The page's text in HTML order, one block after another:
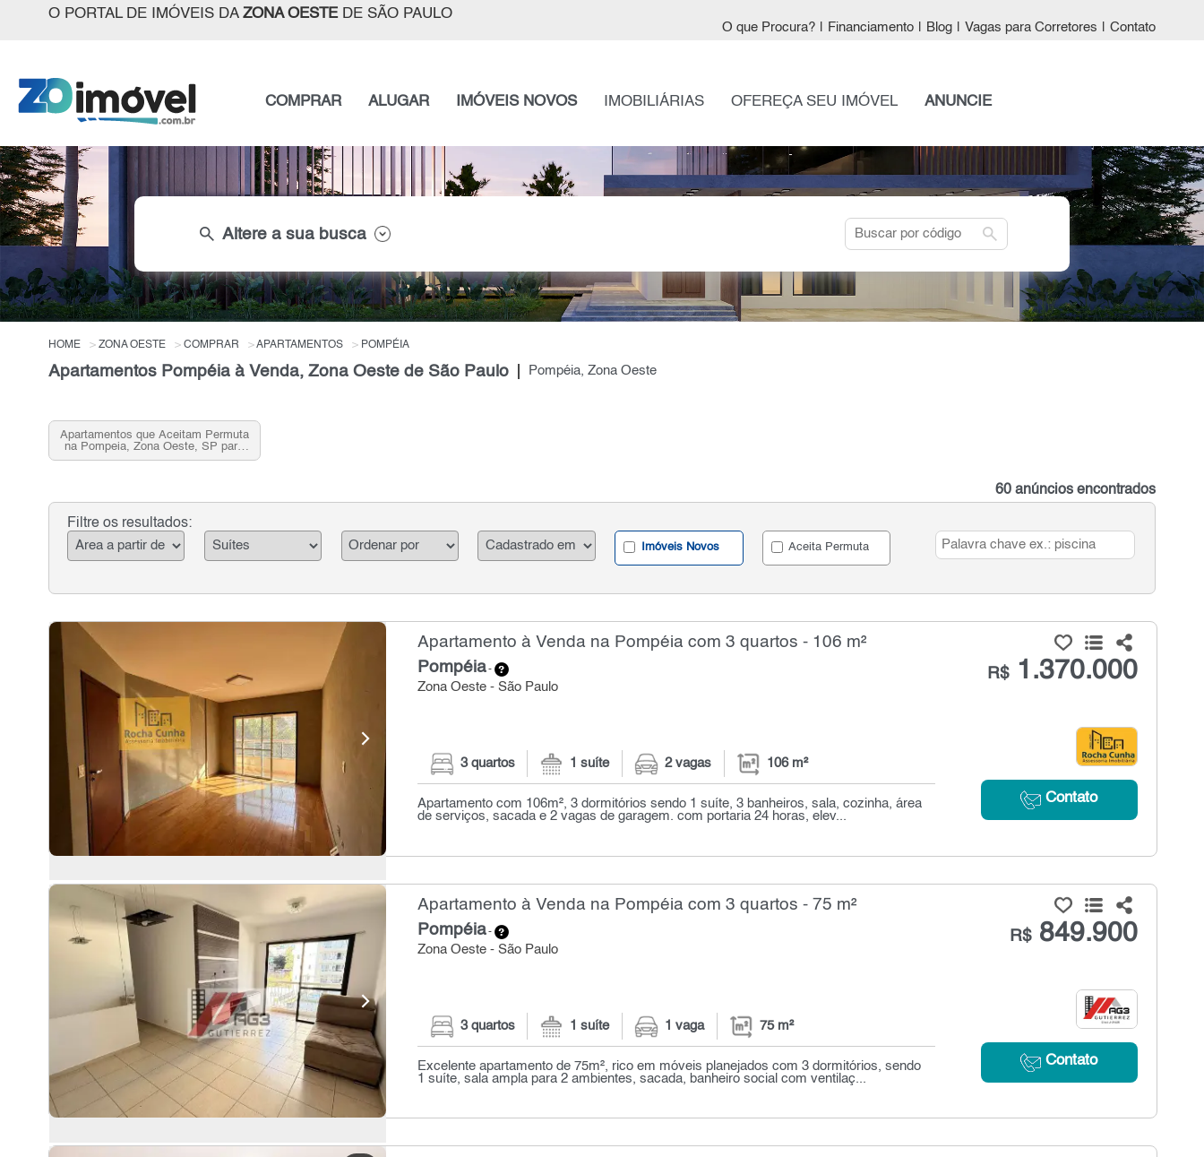
O PORTAL DE IMÓVEIS DA ZONA OESTEDE SÃO PAULO
O que Procura? Financiamento Blog Vagas para Corretores Contato
COMPRAR ALUGAR IMÓVEIS NOVOS IMOBILIÁRIAS OFEREÇA SEU IMÓVEL ANUNCIE
search Altere a sua busca search
HOME ZONA OESTE COMPRAR APARTAMENTOS POMPÉIA
Apartamentos Pompéia à Venda, Zona Oeste de São Paulo Pompéia, Zona Oeste
Apartamentos que Aceitam Permuta
na Pompeia, Zona Oeste, SP para
Venda
60 anúncios encontrados
Filtre os resultados:
Imóveis Novos Aceita Permuta
Apartamento à Venda na Pompéia com 3 quartos - 106 m²
Pompéia-
Zona Oeste - São Paulo
R$1.370.000
Contato
3 quartos 1 suíte 2 vagas 106 m²
Apartamento com 106m², 3 dormitórios sendo 1 suíte, 3 banheiros, sala, cozinha, área
de serviços, sacada e 2 vagas de garagem. com portaria 24 horas, elev...
Apartamento à Venda na Pompéia com 3 quartos - 75 m²
Pompéia-
Zona Oeste - São Paulo
R$849.900
Contato
3 quartos 1 suíte 1 vaga 75 m²
Excelente apartamento de 75m², rico em móveis planejados com 3 dormitórios, sendo
1 suíte, sala ampla para 2 ambientes, sacada, banheiro social com ventilaç...